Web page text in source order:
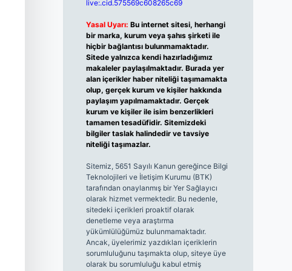
live:.cid.575569c608265c69
Yasal Uyarı: Bu internet sitesi, herhangi
bir marka, kurum veya şahıs şirketi ile
hiçbir bağlantısı bulunmamaktadır.
Sitede yalnızca kendi hazırladığımız
makaleler paylaşılmaktadır. Burada yer
alan içerikler haber niteliği taşımamakta
olup, gerçek kurum ve kişiler hakkında
paylaşım yapılmamaktadır. Gerçek
kurum ve kişiler ile isim benzerlikleri
tamamen tesadüfidir. Sitemizdeki
bilgiler taslak halindedir ve tavsiye
niteliği taşımazlar.
Sitemiz, 5651 Sayılı Kanun gereğince Bilgi
Teknolojileri ve İletişim Kurumu (BTK)
tarafından onaylanmış bir Yer Sağlayıcı
olarak hizmet vermektedir. Bu nedenle,
sitedeki içerikleri proaktif olarak
denetleme veya araştırma
yükümlülüğümüz bulunmamaktadır.
Ancak, üyelerimiz yazdıkları içeriklerin
sorumluluğunu taşımakta olup, siteye üye
olarak bu sorumluluğu kabul etmiş